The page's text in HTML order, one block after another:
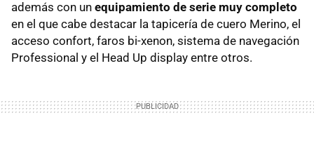
además con un equipamiento de serie muy completo
en el que cabe destacar la tapicería de cuero Merino, el
acceso confort, faros bi-xenon, sistema de navegación
Professional y el Head Up display entre otros.